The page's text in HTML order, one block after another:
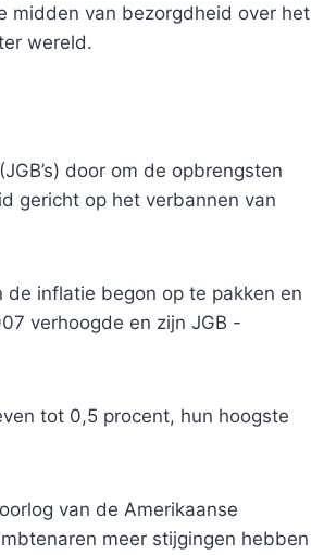
midden van bezorgdheid over het
wereld.
door om de opbrengsten
gericht op het verbannen van
inflatie begon op te pakken en
verhoogde en zijn JGB -
tot 0,5 procent, hun hoogste
van de Amerikaanse
meer stijgingen hebben